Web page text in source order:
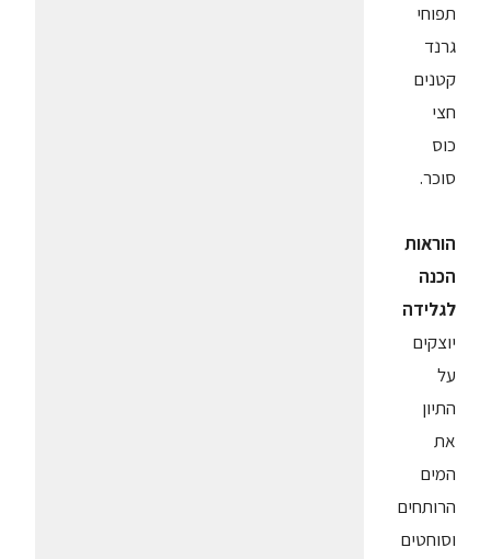
תפוחי
גרנד
קטנים
חצי
כוס
סוכר.
הוראות
הכנה
לגלידה
יוצקים
על
התיון
את
המים
הרותחים
וסוחטים